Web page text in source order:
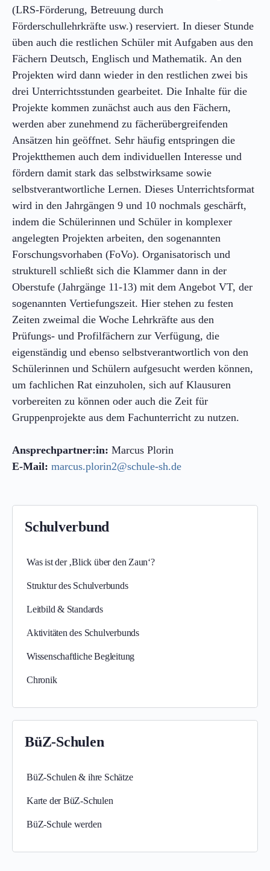
(LRS-Förderung, Betreuung durch
Förderschullehrkräfte usw.) reserviert. In dieser Stunde
üben auch die restlichen Schüler mit Aufgaben aus den
Fächern Deutsch, Englisch und Mathematik. An den
Projekten wird dann wieder in den restlichen zwei bis
drei Unterrichtsstunden gearbeitet. Die Inhalte für die
Projekte kommen zunächst auch aus den Fächern,
werden aber zunehmend zu fächerübergreifenden
Ansätzen hin geöffnet. Sehr häufig entspringen die
Projektthemen auch dem individuellen Interesse und
fördern damit stark das selbstwirksame sowie
selbstverantwortliche Lernen. Dieses Unterrichtsformat
wird in den Jahrgängen 9 und 10 nochmals geschärft,
indem die Schülerinnen und Schüler in komplexer
angelegten Projekten arbeiten, den sogenannten
Forschungsvorhaben (FoVo). Organisatorisch und
strukturell schließt sich die Klammer dann in der
Oberstufe (Jahrgänge 11-13) mit dem Angebot VT, der
sogenannten Vertiefungszeit. Hier stehen zu festen
Zeiten zweimal die Woche Lehrkräfte aus den
Prüfungs- und Profilfächern zur Verfügung, die
eigenständig und ebenso selbstverantwortlich von den
Schülerinnen und Schülern aufgesucht werden können,
um fachlichen Rat einzuholen, sich auf Klausuren
vorbereiten zu können oder auch die Zeit für
Gruppenprojekte aus dem Fachunterricht zu nutzen.
Ansprechpartner:in: Marcus Plorin
E-Mail: marcus.plorin2@schule-sh.de
Schulverbund
Was ist der ‚Blick über den Zaun‘?
Struktur des Schulverbunds
Leitbild & Standards
Aktivitäten des Schulverbunds
Wissenschaftliche Begleitung
Chronik
BüZ-Schulen
BüZ-Schulen & ihre Schätze
Karte der BüZ-Schulen
BüZ-Schule werden